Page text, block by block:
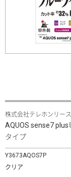
株式会社テレホンリース
AQUOS sense7
タイプ
Y3673AQOS7P
クリア